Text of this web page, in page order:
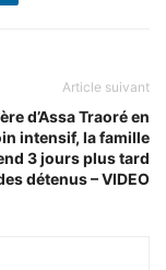
Article suivant
d’Assa Traoré en
intensif, la famille
3 jours plus tard
détenus – VIDEO